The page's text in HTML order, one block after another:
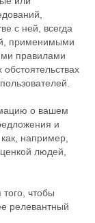
с ней, всегда
применимыми
правилами
о вашем
и
например,
людей,
чтобы
релевантный